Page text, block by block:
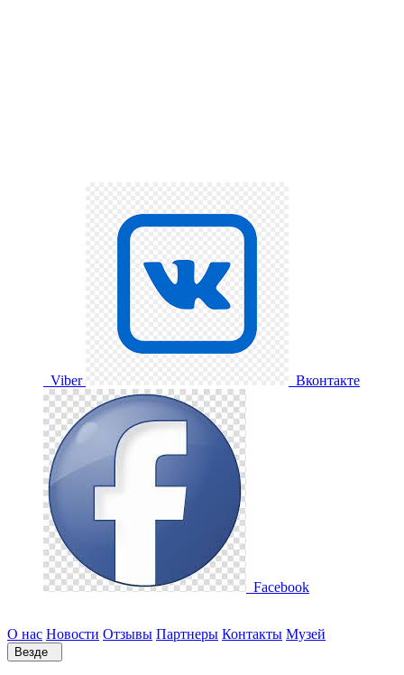
Viber Вконтакте
Facebook
О нас Новости Отзывы Партнеры Контакты Музей
Везде